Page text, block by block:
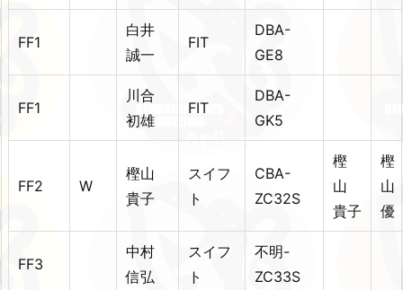
FF1
白井
誠一
FIT
DBA-
GE8
FF1
川合
初雄
FIT
DBA-
GK5
FF2 W
樫山
貴子
スイフ
ト
CBA-
ZC32S
樫
山
貴子
樫
優
FF3
中村
信弘
スイフ
ト
不明-
ZC33S